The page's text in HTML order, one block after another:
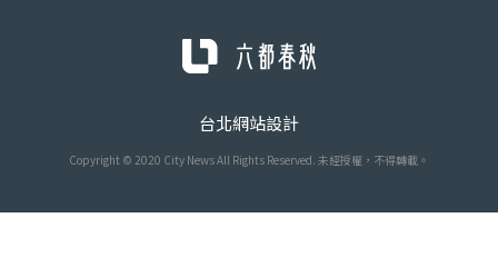
台北網站設計
Copyright © 2020 City News All Rights Reserved. 未經授權，不得轉載。